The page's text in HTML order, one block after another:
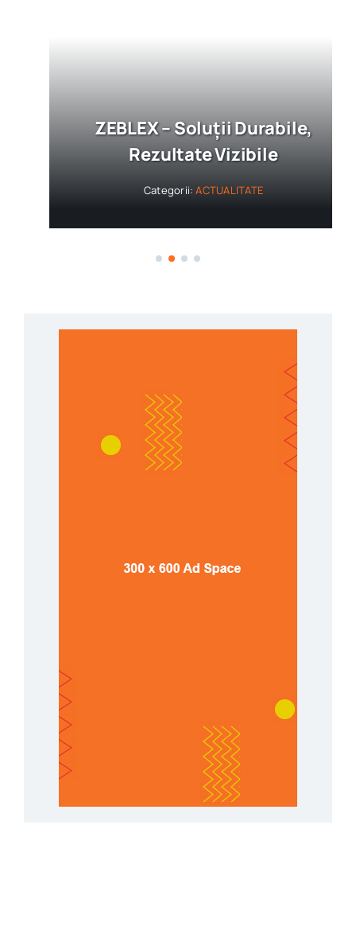
ZEBLEX – Soluții Durabile,
Rezultate Vizibile
Categorii:ACTUALITATE